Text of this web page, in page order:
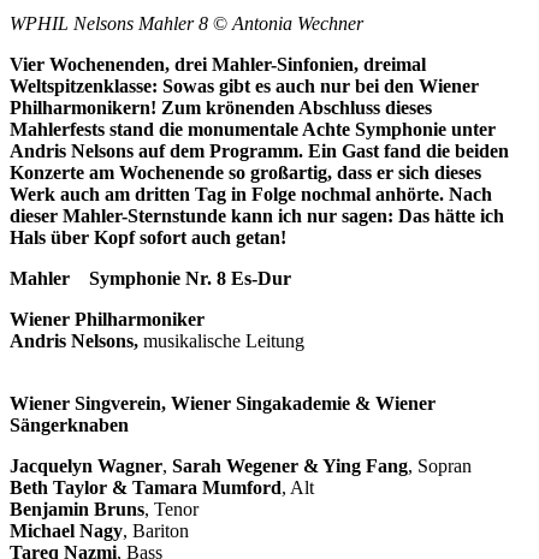
X
WPHIL Nelsons Mahler 8 © Antonia Wechner
Vier Wochenenden, drei Mahler-Sinfonien, dreimal
Weltspitzenklasse: Sowas gibt es auch nur bei den Wiener
Philharmonikern! Zum krönenden Abschluss dieses
Mahlerfests stand die monumentale Achte Symphonie unter
Andris Nelsons auf dem Programm. Ein Gast fand die beiden
Konzerte am Wochenende so großartig, dass er sich dieses
Werk auch am dritten Tag in Folge nochmal anhörte. Nach
dieser Mahler-Sternstunde kann ich nur sagen: Das hätte ich
Hals über Kopf sofort auch getan!
Mahler Symphonie Nr. 8 Es-Dur
Wiener Philharmoniker
Andris Nelsons, musikalische Leitung
Wiener Singverein, Wiener Singakademie & Wiener
Sängerknaben
Jacquelyn Wagner, Sarah Wegener & Ying Fang, Sopran
Beth Taylor & Tamara Mumford, Alt
Benjamin Bruns, Tenor
Michael Nagy, Bariton
Tareq Nazmi, Bass